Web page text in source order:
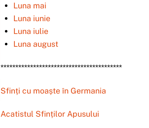
Luna mai
Luna iunie
Luna iulie
Luna august
*****************************************
Sfinți cu moaște în Germania
Acatistul Sfinților Apusului